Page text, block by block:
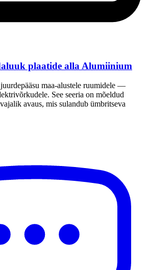
plaatide alla Alumiinium
maa-alustele ruumidele —
See seeria on mõeldud
avaus, mis sulandub ümbritseva